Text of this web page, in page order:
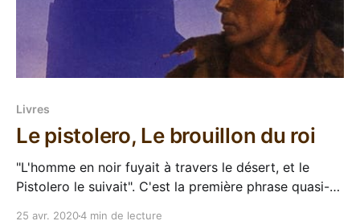
Livres
Le pistolero, Le brouillon du roi
"L'homme en noir fuyait à travers le désert, et le
Pistolero le suivait". C'est la première phrase quasi-
25 avr. 20204 min de lecture